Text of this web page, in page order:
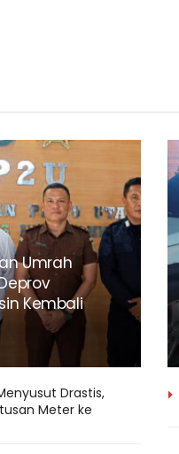
Umrah
Kembali
Drastis,
Meter ke